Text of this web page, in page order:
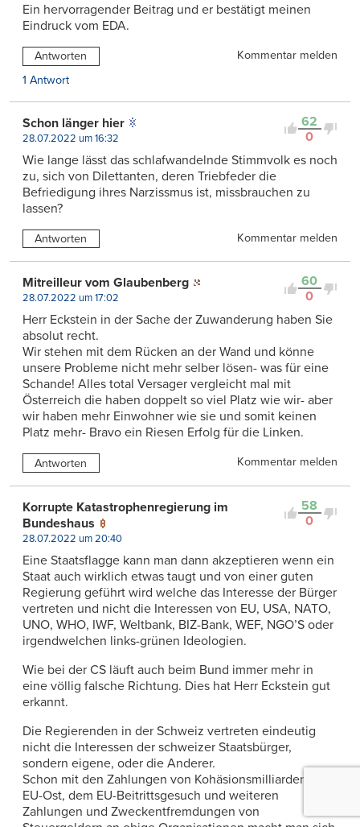
Ein hervorragender Beitrag und er bestätigt meinen
Eindruck vom EDA.
Antworten
Kommentar melden
1 Antwort
62
0
Schon länger hier
28.07.2022 um 16:32
Wie lange lässt das schlafwandelnde Stimmvolk es noch
zu, sich von Dilettanten, deren Triebfeder die
Befriedigung ihres Narzissmus ist, missbrauchen zu
lassen?
Antworten Kommentar melden
60
0
Mitreilleur vom Glaubenberg
28.07.2022 um 17:02
Herr Eckstein in der Sache der Zuwanderung haben Sie
absolut recht.
Wir stehen mit dem Rücken an der Wand und könne
unsere Probleme nicht mehr selber lösen- was für eine
Schande! Alles total Versager vergleicht mal mit
Österreich die haben doppelt so viel Platz wie wir- aber
wir haben mehr Einwohner wie sie und somit keinen
Platz mehr- Bravo ein Riesen Erfolg für die Linken.
Antworten Kommentar melden
58
0
Korrupte Katastrophenregierung im
Bundeshaus
28.07.2022 um 20:40
Eine Staatsflagge kann man dann akzeptieren wenn ein
Staat auch wirklich etwas taugt und von einer guten
Regierung geführt wird welche das Interesse der Bürger
vertreten und nicht die Interessen von EU, USA, NATO,
UNO, WHO, IWF, Weltbank, BIZ-Bank, WEF, NGO’S oder
irgendwelchen links-grünen Ideologien.
Wie bei der CS läuft auch beim Bund immer mehr in
eine völlig falsche Richtung. Dies hat Herr Eckstein gut
erkannt.
Die Regierenden in der Schweiz vertreten eindeutig
nicht die Interessen der schweizer Staatsbürger,
sondern eigene, oder die Anderer.
Schon mit den Zahlungen von Kohäsionsmilliarden an
EU-Ost, dem EU-Beitrittsgesuch und weiteren
Zahlungen und Zweckentfremdungen von